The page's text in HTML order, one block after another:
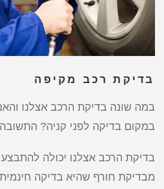
בדיקת רכב מקיפה
במה שונה בדיקת הרכב אצלנו
במקום בדיקה לפני קניה?
בדיקת הרכב אצלנו יכולה להתבצע
מבדיקת חורף שהיא בדיקה